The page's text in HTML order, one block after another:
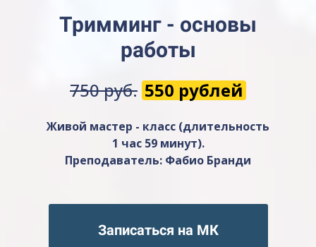
Тримминг - основы
работы
750 руб. 550 рублей
Живой мастер - класс (длительность
1 час 59 минут).
Преподаватель: Фабио Бранди
Записаться на МК